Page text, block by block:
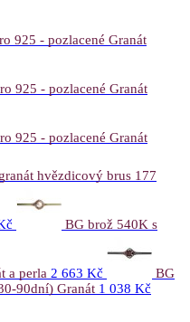
925 - pozlacené Granát
925 - pozlacené Granát
925 - pozlacené Granát
hvězdicový brus 177
BG brož 540K s
a perla 2 663 Kč
BG
90dní) Granát 1 038 Kč